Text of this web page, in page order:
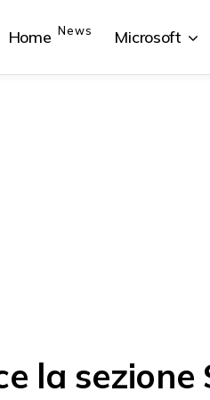
Home News Microsoft
la sezione